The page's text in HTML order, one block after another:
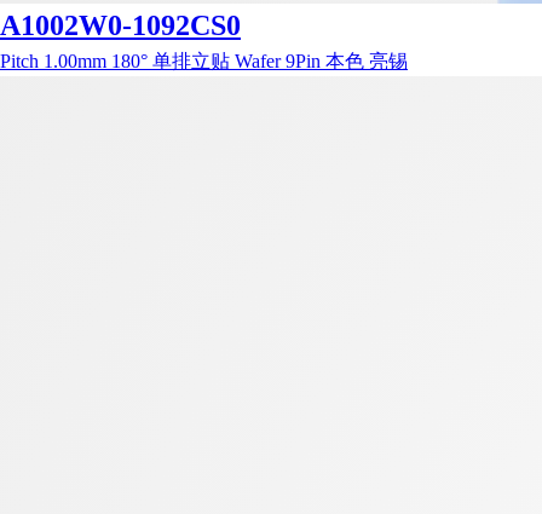
A1002W0-1092CS0
Pitch 1.00mm 180° 单排立贴 Wafer 9Pin 本色 亮锡